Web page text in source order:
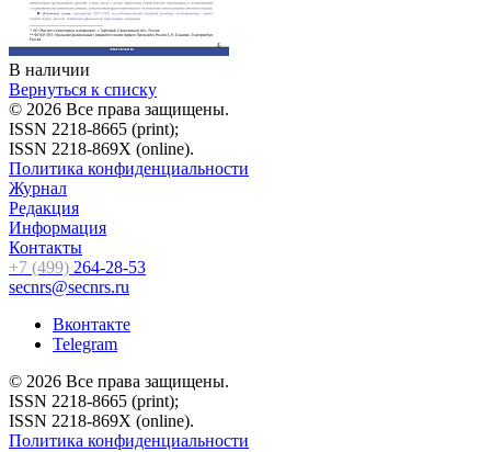
В наличии
Вернуться к списку
© 2026 Все права защищены.
ISSN 2218-8665 (print);
ISSN 2218-869X (online).
Политика конфиденциальности
Журнал
Редакция
Информация
Контакты
+7 (499) 264-28-53
secnrs@secnrs.ru
Вконтакте
Telegram
© 2026 Все права защищены.
ISSN 2218-8665 (print);
ISSN 2218-869X (online).
Политика конфиденциальности